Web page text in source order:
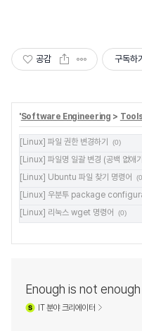
공감 구독하기
'Software Engineering >
[Linux] 파일 권한 변경하기 (0)
[Linux] 파일명 일괄 변경 (공백 없애
[Linux] Ubuntu 파일 찾기 명령어
[Linux] 우분투 package
[Linux] 리눅스 wget 명령어 (0)
Enough is not enough
IT분야 크리에이터